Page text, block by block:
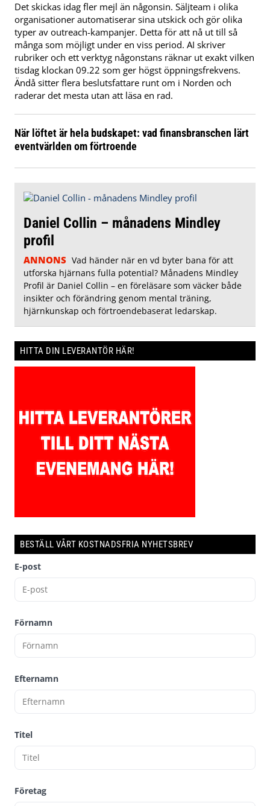
Det skickas idag fler mejl än någonsin. Säljteam i olika
organisationer automatiserar sina utskick och gör olika
typer av outreach-kampanjer. Detta för att nå ut till så
många som möjligt under en viss period. AI skriver
rubriker och ett verktyg någonstans räknar ut exakt vilken
tisdag klockan 09.22 som ger högst öppningsfrekvens.
Ändå sitter flera beslutsfattare runt om i Norden och
raderar det mesta utan att läsa en rad.
När löftet är hela budskapet: vad finansbranschen lärt
eventvärlden om förtroende
Daniel Collin – månadens Mindley
profil
ANNONS Vad händer när en vd byter bana för att
utforska hjärnans fulla potential? Månadens Mindley
Profil är Daniel Collin – en föreläsare som väcker både
insikter och förändring genom mental träning,
hjärnkunskap och förtroendebaserat ledarskap.
HITTA DIN LEVERANTÖR HÄR!
BESTÄLL VÅRT KOSTNADSFRIA NYHETSBREV
E-post
Förnamn
Efternamn
Titel
Företag